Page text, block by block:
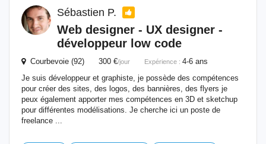
Sébastien P.
Web designer - UX designer -
développeur low code
Courbevoie (92) 300 €/jour Expérience : 4-6 ans
Je suis développeur et graphiste, je possède des compétences
pour créer des sites, des logos, des bannières, des flyers je
peux également apporter mes compétences en 3D et sketchup
pour différentes modélisations. Je cherche ici un poste de
freelance ...